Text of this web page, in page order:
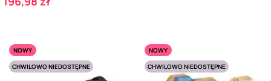
NOWY
CHWILOWO NIEDOSTĘPNE
NOWY
CHWILOWO NIEDOSTĘPNE